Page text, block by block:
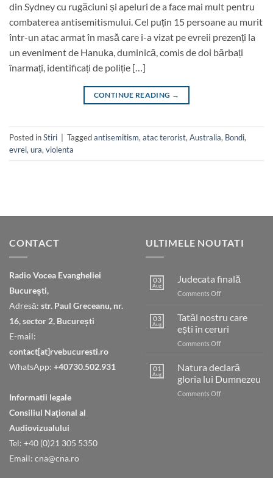
din Sydney cu rugăciuni și apeluri de a face mai mult pentru
combaterea antisemitismului. Cel puțin 15 persoane au murit
într-un atac armat în masă care i-a vizat pe evreii prezenți la
un eveniment de Hanuka, duminică, comis de doi bărbați
înarmați, identificați de poliție […]
CONTINUE READING →
Posted inStiri Taggedantisemitism, atac terorist, Australia, Bondi,
evrei, ura, violenta
CONTACT
Radio Vocea Evangheliei
București,
Adresă: str. Paul Greceanu, nr.
16, sector 2, București
E-mail:
contact[at]rvebucuresti.ro
WhatsApp: +40730.502.931
Informatii legale
Consiliul Naţional al
Audiovizualului
Tel: +40 (0)21 305 5350
Email: cna@cna.ro
ULTIMELE NOUTATI
03
Aug
Judecata finală
Comments Offon
03
Aug
Tatăl nostru care
ești în ceruri
Comments Offon
nostru
care
ești
în
01
Aug
Natura declară
gloria lui Dumnezeu
Comments Offon